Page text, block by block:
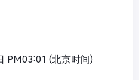
PM03:01 (北京时间)